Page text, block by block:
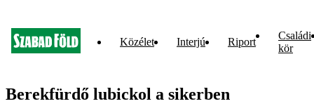
Közélet Interjú Riport
Családi
kör
Berekfürdő lubickol a sikerben